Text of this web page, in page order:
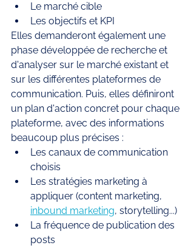
Le marché cible
Les objectifs et KPI
Elles demanderont également une
phase développée de recherche et
d'analyser sur le marché existant et
sur les différentes plateformes de
communication. Puis, elles définiront
un plan d'action concret pour chaque
plateforme, avec des informations
beaucoup plus précises :
Les canaux de communication
choisis
Les stratégies marketing à
appliquer (content marketing,
inbound marketing, storytelling...)
La fréquence de publication des
posts